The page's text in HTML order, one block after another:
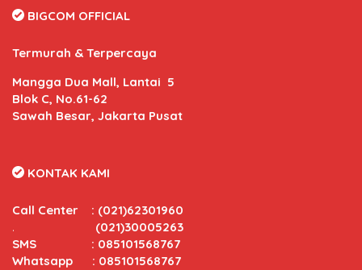
BIGCOM OFFICIAL
Termurah & Terpercaya
Mangga Dua Mall, Lantai 5
Blok C, No.61-62
Sawah Besar, Jakarta Pusat
KONTAK KAMI
Call Center : (021)62301960
. (021)30005263
SMS : 085101568767
Whatsapp : 085101568767